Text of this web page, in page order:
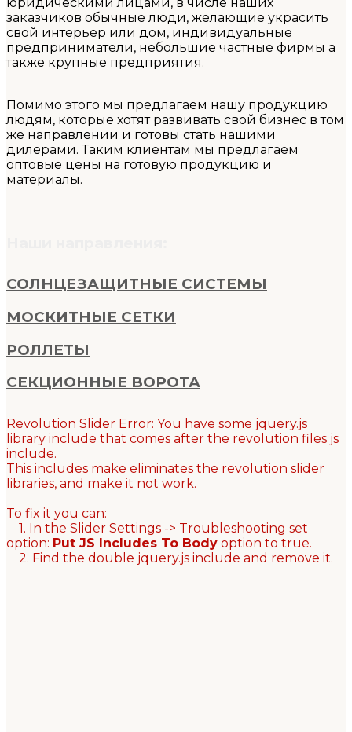
заказчиков обычные люди, желающие украсить
свой интерьер или дом, индивидуальные
предприниматели, небольшие частные фирмы а
также крупные предприятия.
Помимо этого мы предлагаем нашу продукцию
людям, которые хотят развивать свой бизнес в том
же направлении и готовы стать нашими
дилерами. Таким клиентам мы предлагаем
оптовые цены на готовую продукцию и
материалы.
СОЛНЦЕЗАЩИТНЫЕ СИСТЕМЫ
МОСКИТНЫЕ СЕТКИ
РОЛЛЕТЫ
СЕКЦИОННЫЕ ВОРОТА
Revolution Slider Error: You have some jquery.js
library include that comes after the revolution files js
include.
This includes make eliminates the revolution slider
libraries, and make it not work.
To fix it you can:
1. In the Slider Settings -> Troubleshooting set
option: Put JS Includes To Body option to true.
2. Find the double jquery.js include and remove it.